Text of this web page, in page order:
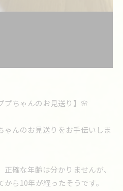
プちゃんのお見送り】🌸
ゃんのお見送りをお手伝いしま
確な年齢は分かりませんが、
ら10年が経ったそうです。